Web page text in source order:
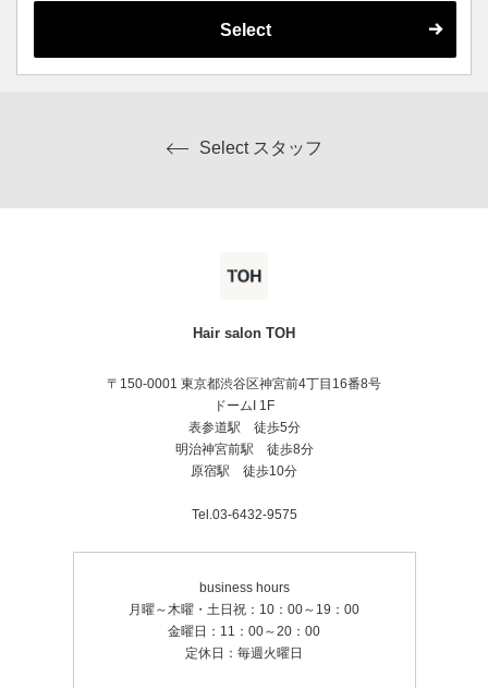
Select
Select スタッフ
Hair salon TOH
〒150-0001 東京都渋谷区神宮前4丁目16番8号
ドームI 1F
表参道駅 徒歩5分
明治神宮前駅 徒歩8分
原宿駅 徒歩10分
Tel.03-6432-9575
business hours
月曜～木曜・土日祝：10：00～19：00
金曜日：11：00～20：00
定休日：毎週火曜日